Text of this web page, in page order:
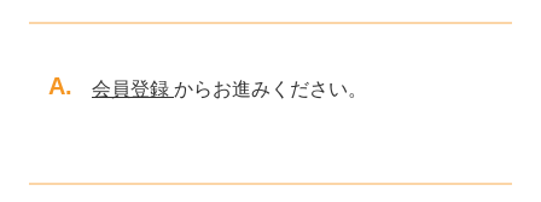
A. 会員登録 からお進みください。